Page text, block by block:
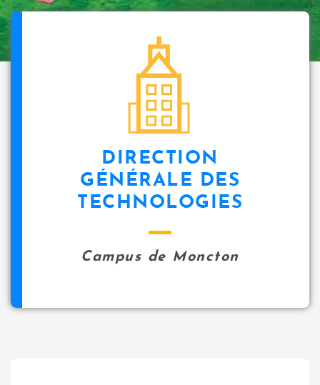
DIRECTION
GÉNÉRALE DES
TECHNOLOGIES
Campus de Moncton